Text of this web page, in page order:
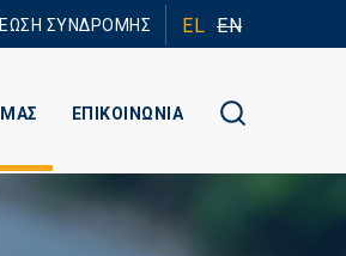
ΣΥΝΔΡΟΜΗΣ EL EN
ΜΑΣ ΕΠΙΚΟΙΝΩΝΙΑ